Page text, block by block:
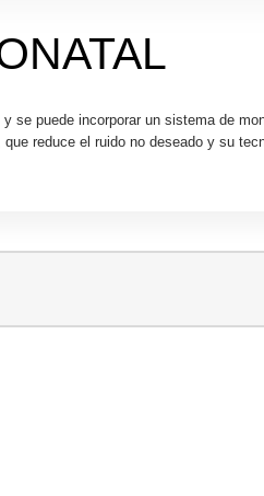
se puede incorporar un sistema de
reduce el ruido no deseado y su